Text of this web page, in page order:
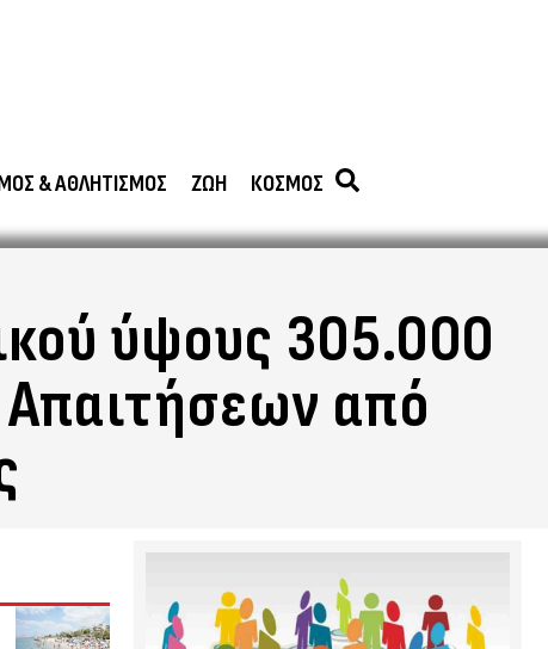
& ΑΘΛΗΤΙΣΜΟΣ ΖΩΗ ΚΟΣΜΟΣ
ύψους 305.000
Απαιτήσεων από